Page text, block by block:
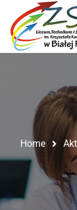
Home